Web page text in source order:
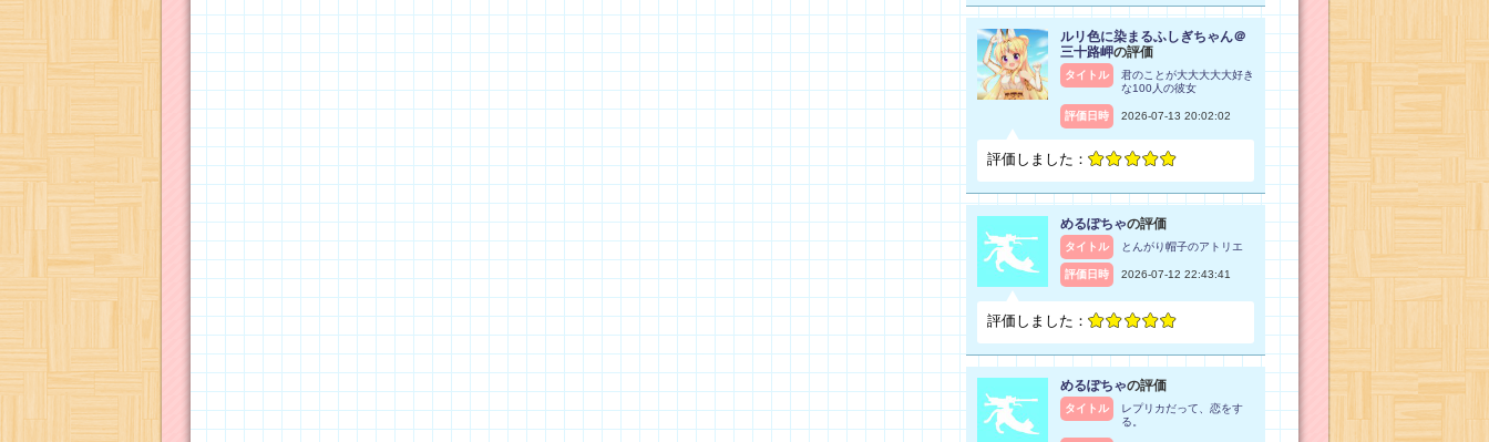
ルリ色に染まるふしぎちゃん＠
三十路岬の評価
タイトル
君のことが大大大大大好き
な100人の彼女
評価日時 2026-07-13 20:02:02
評価しました：
めるぽちゃの評価
タイトル とんがり帽子のアトリエ
評価日時 2026-07-12 22:43:41
評価しました：
めるぽちゃの評価
タイトル
レプリカだって、恋をす
る。